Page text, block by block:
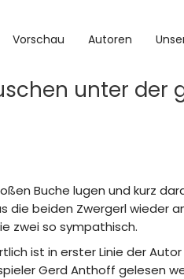
Vorschau Autoren
unter der
Buche lugen und kurz
beiden Zwergerl wieder
zwei so sympathisch.
ist in erster Linie der
Gerd Anthoff gelesen